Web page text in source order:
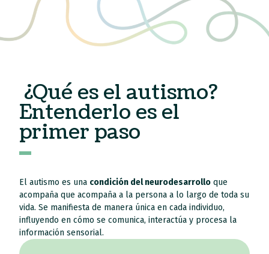
¿Qué es el autismo?
Entenderlo es el
primer paso
El autismo es una condición del neurodesarrollo que
acompaña que acompaña a la persona a lo largo de toda su
vida. Se manifiesta de manera única en cada individuo,
influyendo en cómo se comunica, interactúa y procesa la
información sensorial.